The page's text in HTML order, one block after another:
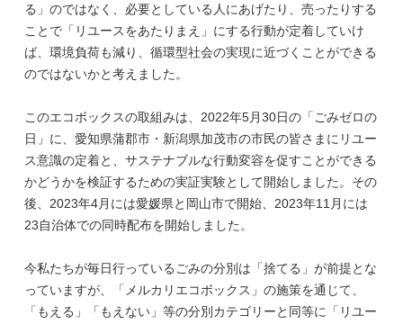
る」のではなく、必要としている人にあげたり、売ったりする
ことで「リユースをあたりまえ」にする行動が定着していけ
ば、環境負荷も減り、循環型社会の実現に近づくことができる
のではないかと考えました。
このエコボックスの取組みは、2022年5月30日の「ごみゼロの
日」に、愛知県蒲郡市・新潟県加茂市の市民の皆さまにリユー
ス意識の定着と、サステナブルな行動変容を促すことができる
かどうかを検証するための実証実験として開始しました。その
後、2023年4月には愛媛県と岡山市で開始、2023年11月には
23自治体での同時配布を開始しました。
今私たちが毎日行っているごみの分別は「捨てる」が前提とな
っていますが、「メルカリエコボックス」の施策を通じて、
「もえる」「もえない」等の分別カテゴリーと同等に「リユー